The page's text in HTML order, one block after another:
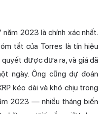
2023 là chính xác nhất.
tắt của Torres là tín hiệu
quyết được đưa ra, và giá đã
ngày. Ông cũng dự đoán
kéo dài và khó chịu trong
2023 — nhiều tháng biến